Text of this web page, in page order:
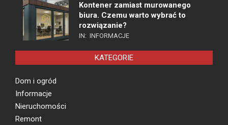
Kontener zamiast murowanego
biura. Czemu warto wybrać to
rozwiązanie?
IN: INFORMACJE
KATEGORIE
Dom i ogród
Informacje
Nieruchomości
Remont